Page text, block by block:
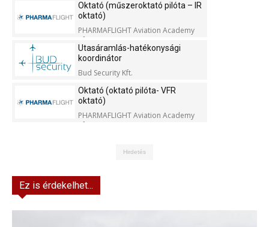
Oktató (műszeroktató pilóta – IR
oktató)
PHARMAFLIGHT Aviation Academy
Kft.
Utasáramlás-hatékonysági
koordinátor
Bud Security Kft.
Oktató (oktató pilóta- VFR
oktató)
PHARMAFLIGHT Aviation Academy
Kft.
Hirdetés
Ez is érdekelhet...